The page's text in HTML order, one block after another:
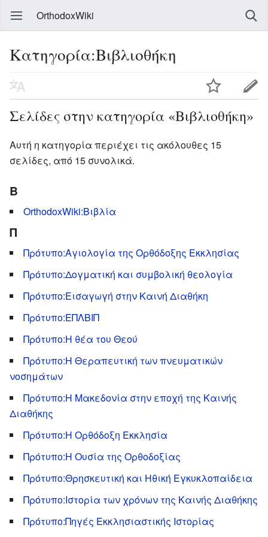
OrthodoxWiki
Κατηγορία:Βιβλιοθήκη
Σελίδες στην κατηγορία «Βιβλιοθήκη»
Αυτή η κατηγορία περιέχει τις ακόλουθες 15
σελίδες, από 15 συνολικά.
Β
OrthodoxWiki:Βιβλία
Π
Πρότυπο:Αγιολογία της Ορθόδοξης Εκκλησίας
Πρότυπο:Δογματική και συμβολική θεολογία
Πρότυπο:Εισαγωγή στην Καινή Διαθήκη
Πρότυπο:ΕΠΛΒΙΠ
Πρότυπο:Η θέα του Θεού
Πρότυπο:Η Θεραπευτική των πνευματικών
νοσημάτων
Πρότυπο:Η Μακεδονία στην εποχή της Καινής
Διαθήκης
Πρότυπο:Η Ορθόδοξη Εκκλησία
Πρότυπο:Η Ουσία της Ορθοδοξίας
Πρότυπο:Θρησκευτική και Ηθική Εγκυκλοπαίδεια
Πρότυπο:Ιστορία των χρόνων της Καινής Διαθήκης
Πρότυπο:Πηγές Εκκλησιαστικής Ιστορίας